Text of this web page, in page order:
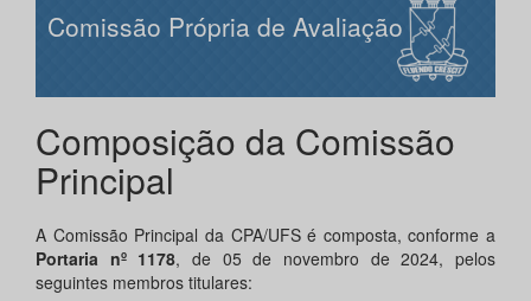
Comissão Própria de Avaliação
Composição da Comissão
Principal
A Comissão Principal da CPA/UFS é composta, conforme a
Portaria nº 1178, de 05 de novembro de 2024, pelos
seguintes membros titulares: